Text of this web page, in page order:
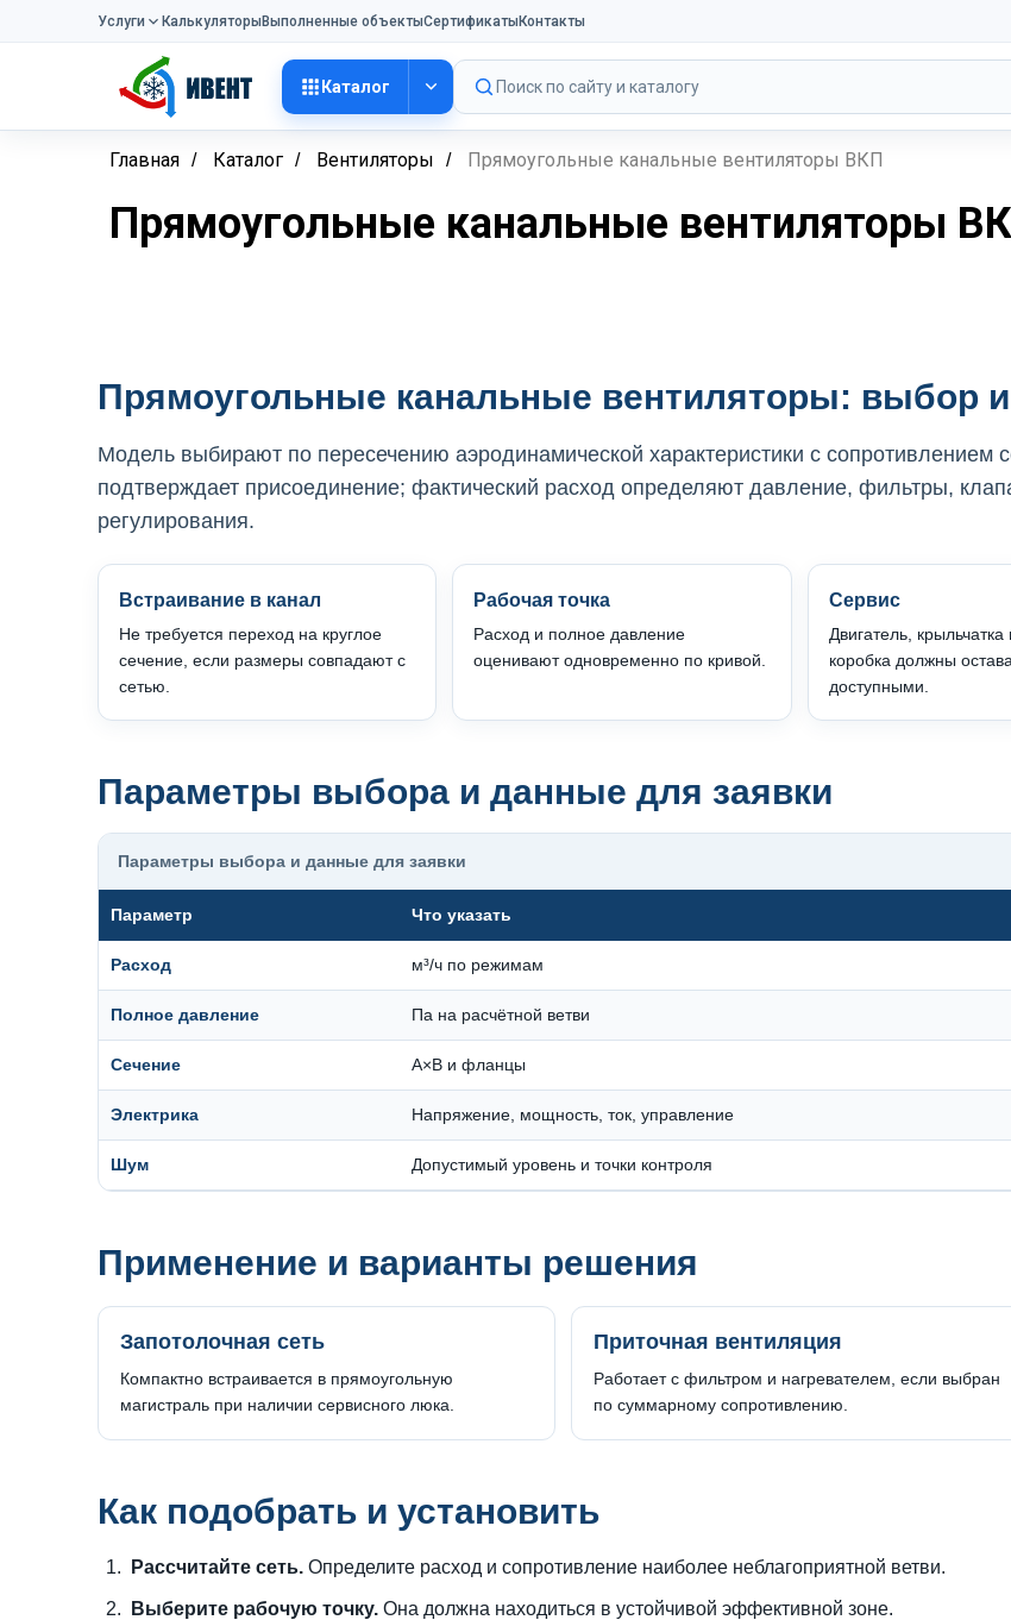
Услуги КалькуляторыВыполненные объектыСертификатыКонтакты
Каталог Поиск по сайту и каталогу
Главная / Каталог / Вентиляторы / Прямоугольные канальные вентиляторы ВКП
Прямоугольные канальные вентиляторы
Прямоугольные канальные вентиляторы: выбор
Модель выбирают по пересечению аэродинамической характеристики с сопротивлением
подтверждает присоединение; фактический расход определяют давление, фильтры,
регулирования.
Встраивание в канал
Не требуется переход на круглое
сечение, если размеры совпадают с
сетью.
Рабочая точка
Расход и полное давление
оценивают одновременно по кривой.
Сервис
Двигатель,
коробка должны
доступными.
Параметры выбора и данные для заявки
Параметры выбора и данные для заявки
Параметр Что указать
Расход м³/ч по режимам
Полное давление Па на расчётной ветви
Сечение A×B и фланцы
Электрика Напряжение, мощность, ток, управление
Шум Допустимый уровень и точки контроля
Применение и варианты решения
Запотолочная сеть
Компактно встраивается в прямоугольную
магистраль при наличии сервисного люка.
Приточная вентиляция
Работает с фильтром и нагревателем, если выбран
по суммарному сопротивлению.
Как подобрать и установить
Рассчитайте сеть. Определите расход и сопротивление наиболее неблагоприятной ветви.
Выберите рабочую точку. Она должна находиться в устойчивой эффективной зоне.